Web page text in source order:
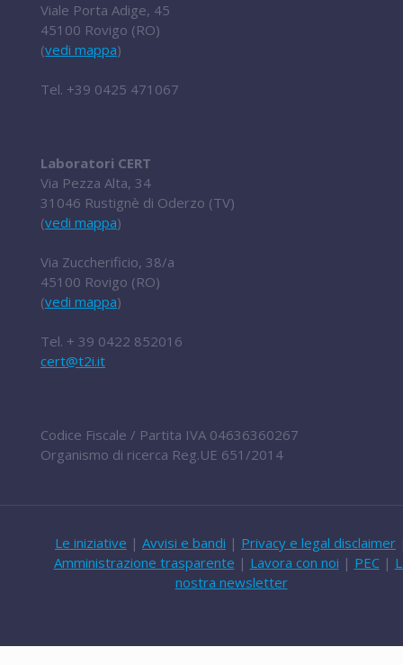
Viale Porta Adige, 45
45100 Rovigo (RO)
(vedi mappa)
Tel. +39 0425 471067
Laboratori CERT
Via Pezza Alta, 34
31046 Rustignè di Oderzo (TV)
(vedi mappa)
Via Zuccherificio, 38/a
45100 Rovigo (RO)
(vedi mappa)
Tel. + 39 0422 852016
cert@t2i.it
Codice Fiscale / Partita IVA 04636360267
Organismo di ricerca Reg.UE 651/2014
Le iniziative | Avvisi e bandi | Privacy e legal disclaimer
Amministrazione trasparente | Lavora con noi | PEC|
nostra newsletter